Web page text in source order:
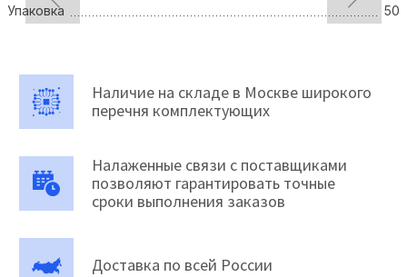
Упаковка
50
Наличие на складе в Москве широкого
перечня комплектующих
Налаженные связи с поставщиками
позволяют гарантировать точные
сроки выполнения заказов
Доставка по всей России